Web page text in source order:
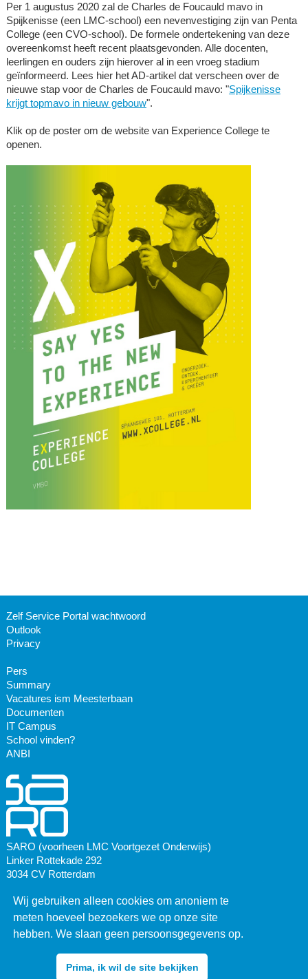
Wij gebruiken alleen cookies om anoniem te
meten hoeveel bezoekers we op onze site
hebben. We slaan geen persoonsgegevens op.
Prima, ik wil de site bekijken
Per 1 augustus 2020 zal de Charles de Foucauld mavo in
Spijkenisse (een LMC-school) een nevenvestiging zijn van Penta
College (een CVO-school). De formele ondertekening van deze
overeenkomst heeft recent plaatsgevonden. Alle docenten,
leerlingen en ouders zijn hierover al in een vroeg stadium
geïnformeerd. Lees hier het AD-artikel dat verscheen over de
nieuwe stap voor de Charles de Foucauld mavo: "Spijkenisse
krijgt topmavo in nieuw gebouw".
Klik op de poster om de website van Experience College te
openen.
Zelf Service Portal wachtwoord
Outlook
Privacy
Pers
Summary
Vacatures ism Meesterbaan
Documenten
IT Campus
School vinden?
ANBI
SARO (voorheen LMC Voortgezet Onderwijs)
Linker Rottekade 292
3034 CV Rotterdam
Postadres:
Postbus 3081
3003 AB Rotterdam
010 436 67 66
info@lmc-vo.nl